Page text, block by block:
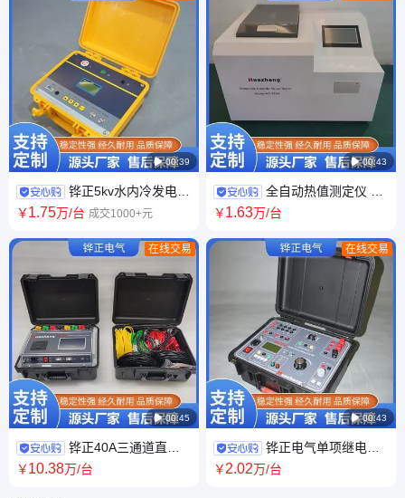
 00:39
铧正5kv水内冷发电机
绝缘电阻测试仪 高清数显 外贸
￥1.75万/台 成交1000+元
 00:45
在线交易
铧正40A三通道直流
电阻测试仪 三路变压器直阻仪
￥10.38万/台
 00:43
全自动热值测定仪 微
机高精度量热仪 煤炭测试仪
￥1.63万/台
 00:43
在线交易
铧正电气单项继电保
护测试仪 单相继保检测仪
￥2.02万/台